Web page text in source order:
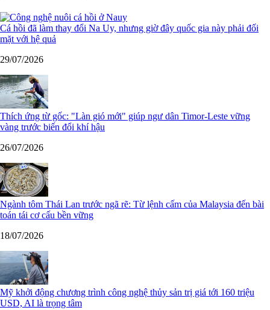
Cá hồi đã làm thay đổi Na Uy, nhưng giờ đây quốc gia này phải đối
mặt với hệ quả
29/07/2026
Thích ứng từ gốc: "Làn gió mới" giúp ngư dân Timor-Leste vững
vàng trước biến đổi khí hậu
26/07/2026
Ngành tôm Thái Lan trước ngã rẽ: Từ lệnh cấm của Malaysia đến bài
toán tái cơ cấu bền vững
18/07/2026
Mỹ khởi động chương trình công nghệ thủy sản trị giá tới 160 triệu
USD, AI là trọng tâm